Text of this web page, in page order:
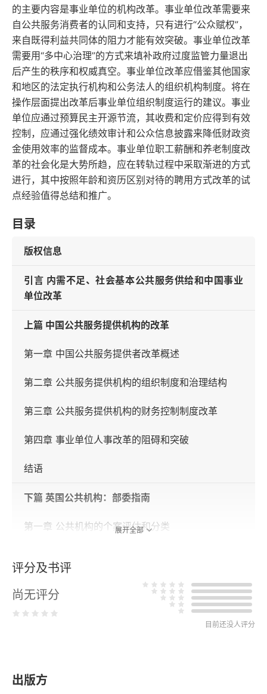
的主要内容是事业单位的机构改革。事业单位改革需要来
自公共服务消费者的认同和支持，只有进行“公众赋权”，
来自既得利益共同体的阻力才能有效突破。事业单位改革
需要用“多中心治理”的方式来填补政府过度监管力量退出
后产生的秩序和权威真空。事业单位改革应借鉴其他国家
和地区的法定执行机构和公务法人的组织机构制度。将在
操作层面提出改革后事业单位组织制度运行的建议。事业
单位应通过预算民主开源节流，其收费和定价应得到有效
控制，应通过强化绩效审计和公众信息披露来降低财政资
金使用效率的监督成本。事业单位职工薪酬和养老制度改
革的社会化是大势所趋，应在转轨过程中采取渐进的方式
进行，其中按照年龄和资历区别对待的聘用方式改革的试
点经验值得总结和推广。
目录
版权信息
引言 内需不足、社会基本公共服务供给和中国事业
单位改革
上篇 中国公共服务提供机构的改革
第一章 中国公共服务提供者改革概述
第二章 公共服务提供机构的组织制度和治理结构
第三章 公共服务提供机构的财务控制制度改革
第四章 事业单位人事改革的阻碍和突破
结语
下篇 英国公共机构：部委指南
第一章 公共机构的个案评估和分类
第三章 设立新的公共机构：立法要求
第四章 设立新的执行性非政府部委公共机构
展开全部
评分及书评
尚无评分
目前还没人评分
出版方